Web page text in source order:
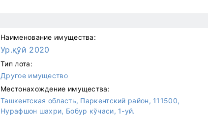
Наименование имущества:
Ур.қўй 2020
Тип лота:
Другое имущество
Местонахождение имущества:
Ташкентская область, Паркентский район, 111500,
Нурафшон шахри, Бобур кўчаси, 1-уй.